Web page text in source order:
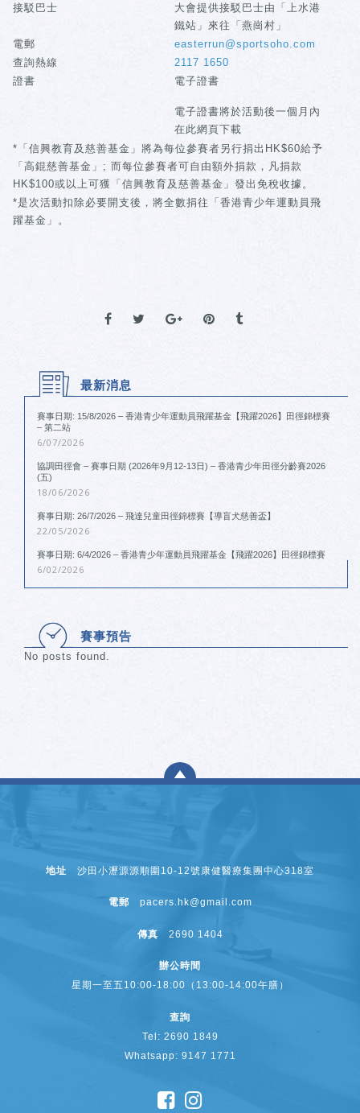
接駁巴士
大會提供接駁巴士由「上水港
鐵站」來往「燕崗村」
電郵
easterrun@sportsoho.com
查詢熱線
2117 1650
證書
電子證書
電子證書將於活動後一個月內
在此網頁下載
*「信興教育及慈善基金」將為每位參賽者另行捐出HK$60給予
「高錕慈善基金」; 而每位參賽者可自由額外捐款，凡捐款
HK$100或以上可獲「信興教育及慈善基金」發出免稅收據。
*是次活動扣除必要開支後，將全數捐往「香港青少年運動員飛
躍基金」。
最新消息
賽事日期: 15/8/2026 – 香港青少年運動員飛躍基金【飛躍2026】田徑錦標賽
– 第二站
6/07/2026
協調田徑會 – 賽事日期 (2026年9月12-13日) – 香港青少年田徑分齡賽2026
(五)
18/06/2026
賽事日期: 26/7/2026 – 飛達兒童田徑錦標賽【導盲犬慈善盃】
22/05/2026
賽事日期: 6/4/2026 – 香港青少年運動員飛躍基金【飛躍2026】田徑錦標賽
6/02/2026
賽事預告
No posts found.
地址 沙田小瀝源源順圍10-12號康健醫療集團中心318室
電郵 pacers.hk@gmail.com
傳真 2690 1404
辦公時間
星期一至五10:00-18:00（13:00-14:00午膳）
查詢
Tel: 2690 1849
Whatsapp: 9147 1771